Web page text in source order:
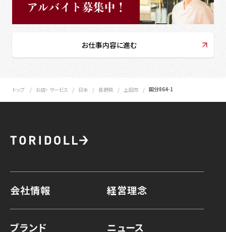
お仕事内容に進む
トップ お店・ サービス 日本 長野県 上田市 国分864-1
会社情報 経営理念
ブランド ニュース